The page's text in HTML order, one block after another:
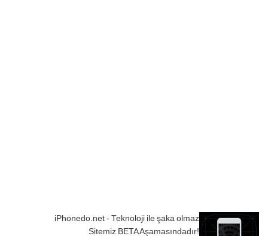
iPhonedo.net - Teknoloji ile şaka olmaz
Sitemiz BETA Aşamasındadır!